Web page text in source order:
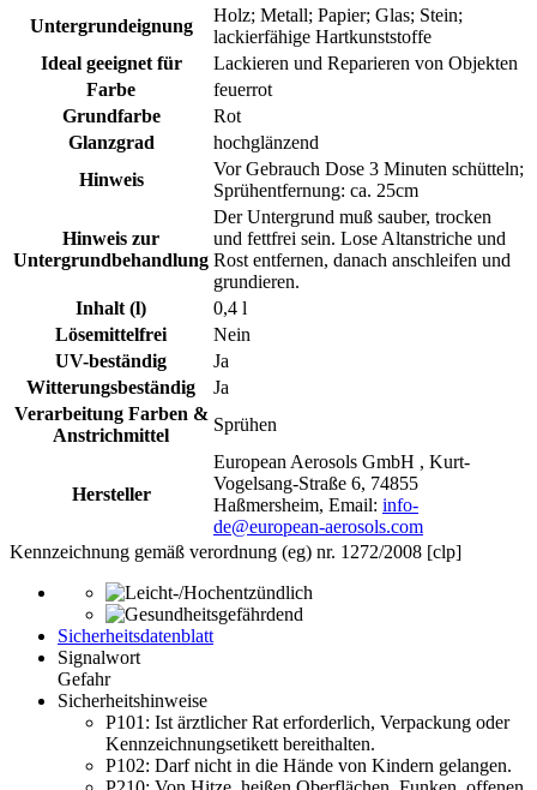
Untergrundeignung
Holz; Metall; Papier; Glas; Stein;
lackierfähige Hartkunststoffe
Ideal geeignet für
Lackieren und Reparieren von Objekten
Farbe
feuerrot
Grundfarbe
Rot
Glanzgrad
hochglänzend
Hinweis
Vor Gebrauch Dose 3 Minuten schütteln;
Sprühentfernung: ca. 25cm
Hinweis zur
Untergrundbehandlung
Der Untergrund muß sauber, trocken
und fettfrei sein. Lose Altanstriche und
Rost entfernen, danach anschleifen und
grundieren.
Inhalt (l)
0,4 l
Lösemittelfrei
Nein
UV-beständig
Ja
Witterungsbeständig
Ja
Verarbeitung Farben &
Anstrichmittel
Sprühen
Hersteller
European Aerosols GmbH , Kurt-
Vogelsang-Straße 6, 74855
Haßmersheim, Email: info-
de@european-aerosols.com
Kennzeichnung gemäß verordnung (eg) nr. 1272/2008 [clp]
Sicherheitsdatenblatt
Signalwort
Gefahr
Sicherheitshinweise
P101: Ist ärztlicher Rat erforderlich, Verpackung oder
Kennzeichnungsetikett bereithalten.
P102: Darf nicht in die Hände von Kindern gelangen.